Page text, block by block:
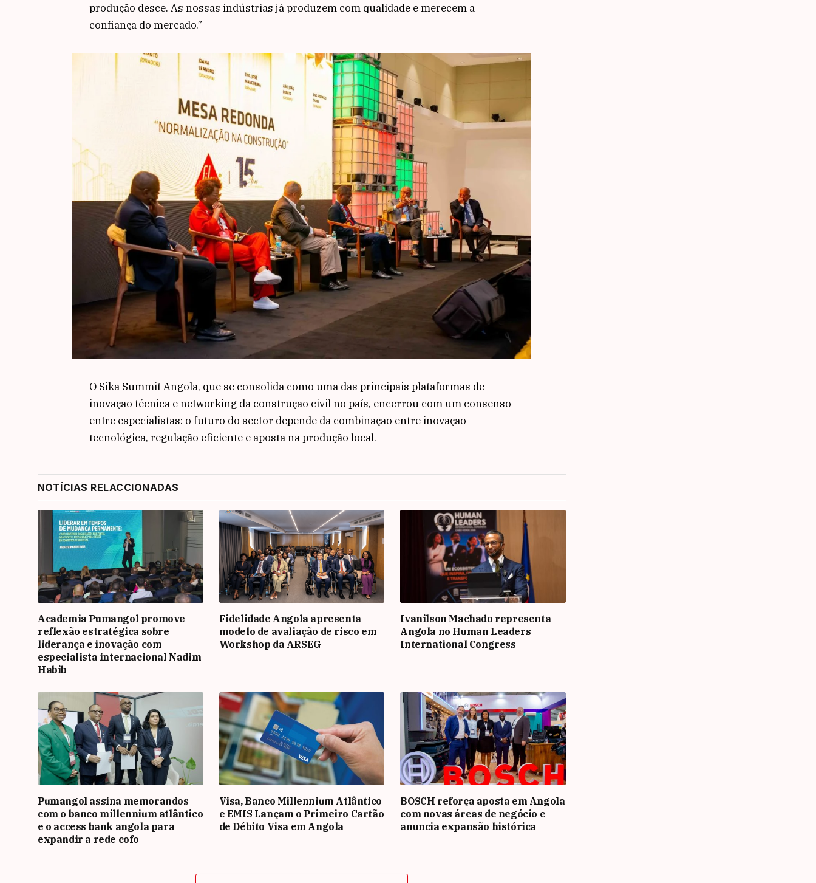
produção desce. As nossas indústrias já produzem com qualidade e merecem a
confiança do mercado.”
O Sika Summit Angola, que se consolida como uma das principais plataformas de
inovação técnica e networking da construção civil no país, encerrou com um consenso
entre especialistas: o futuro do sector depende da combinação entre inovação
tecnológica, regulação eficiente e aposta na produção local.
NOTÍCIAS RELACCIONADAS
Academia Pumangol promove
reflexão estratégica sobre
liderança e inovação com
especialista internacional Nadim
Habib
Fidelidade Angola apresenta
modelo de avaliação de risco em
Workshop da ARSEG
Ivanilson Machado representa
Angola no Human Leaders
International Congress
Pumangol assina memorandos
com o banco millennium atlântico
e o access bank angola para
expandir a rede cofo
Visa, Banco Millennium Atlântico
e EMIS Lançam o Primeiro Cartão
de Débito Visa em Angola
BOSCH reforça aposta em Angola
com novas áreas de negócio e
anuncia expansão histórica